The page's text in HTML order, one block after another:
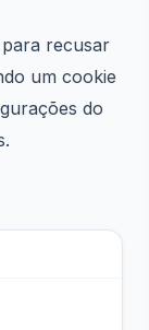
recusar
um cookie
do